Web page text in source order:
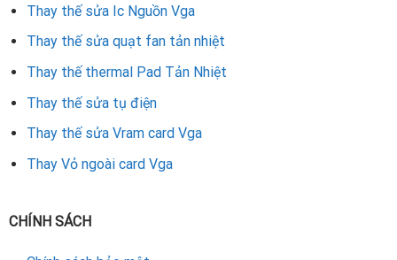
Thay thế sửa Ic Nguồn Vga
Thay thế sửa quạt fan tản nhiệt
Thay thế thermal Pad Tản Nhiệt
Thay thế sửa tụ điện
Thay thế sửa Vram card Vga
Thay Vỏ ngoài card Vga
CHÍNH SÁCH